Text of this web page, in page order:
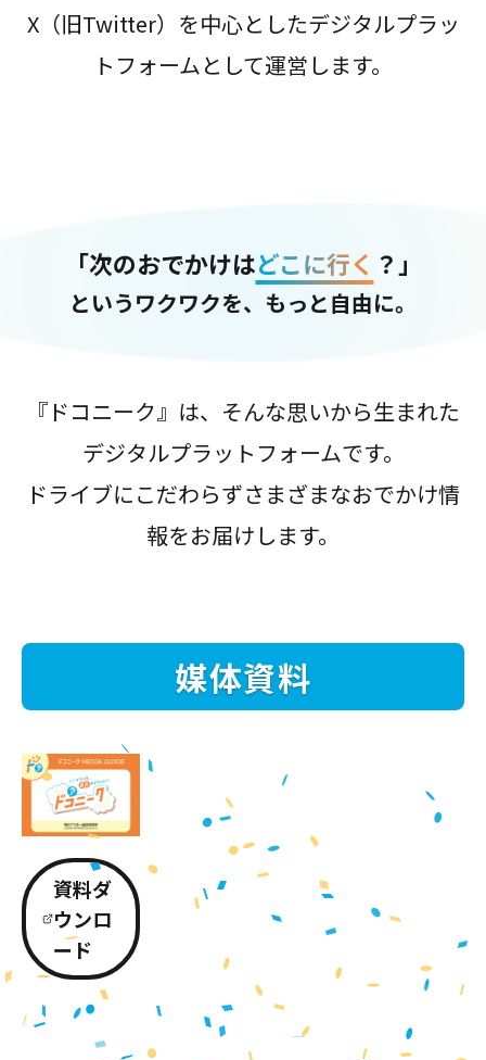
X（旧Twitter）を中心としたデジタルプラッ
トフォームとして運営します。
「次のおでかけはどこに行く ？」
というワクワクを、もっと自由に。
『ドコニーク』は、そんな思いから生まれた
デジタルプラットフォームです。
ドライブにこだわらずさまざまなおでかけ情
報をお届けします。
媒体資料
資料ダ
ウンロ
ード